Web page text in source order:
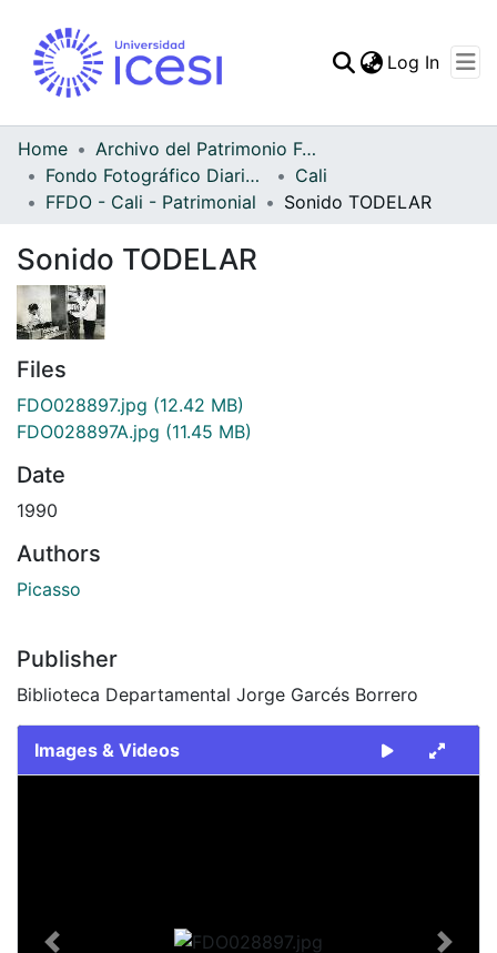
Statistics
Log In
Home
Archivo del Patrimonio Fotográfico y Fílmico del Valle del Cauca
Fondo Fotográfico Diario Occidente
Cali
FFDO - Cali - Patrimonial
Sonido TODELAR
Sonido TODELAR
Files
FDO028897.jpg (12.42 MB)
FDO028897A.jpg (11.45 MB)
Date
1990
Authors
Picasso
Publisher
Biblioteca Departamental Jorge Garcés Borrero
Images & Videos